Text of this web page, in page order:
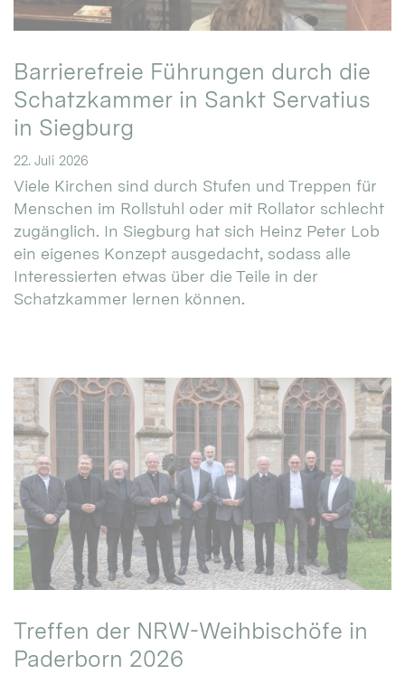
Barrierefreie Führungen durch die
Schatzkammer in Sankt Servatius
in Siegburg
22. Juli 2026
Viele Kirchen sind durch Stufen und Treppen für
Menschen im Rollstuhl oder mit Rollator schlecht
zugänglich. In Siegburg hat sich Heinz Peter Lob
ein eigenes Konzept ausgedacht, sodass alle
Interessierten etwas über die Teile in der
Schatzkammer lernen können.
Treffen der NRW-Weihbischöfe in
Paderborn 2026